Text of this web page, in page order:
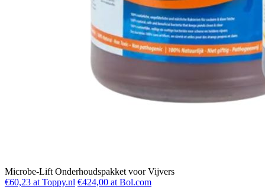
Microbe-Lift Onderhoudspakket voor Vijvers
€60,23 at Toppy.nl €424,00 at Bol.com